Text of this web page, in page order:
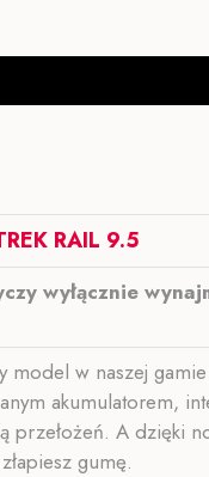
RAIL 9.5
wyłącznie
model w naszej
akumulatorem,
przełożeń. A dzięki
gumę.